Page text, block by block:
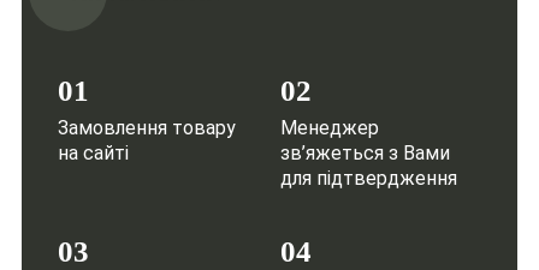
01
Замовлення товару
на сайті
02
Менеджер
зв’яжеться з Вами
для підтвердження
03 04